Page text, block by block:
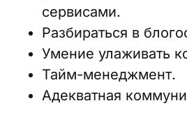
сервисами.
Разбираться в
Умение улаживать
Тайм-менеджмент.
Адекватная